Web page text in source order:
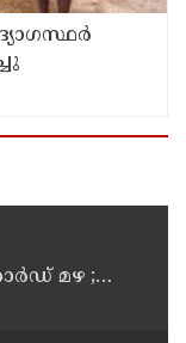
മഴ ;